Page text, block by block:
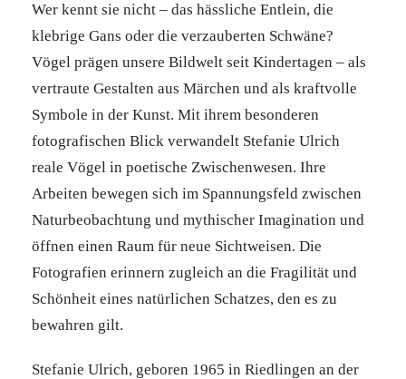
Wer kennt sie nicht – das hässliche Entlein, die
klebrige Gans oder die verzauberten Schwäne?
Vögel prägen unsere Bildwelt seit Kindertagen – als
vertraute Gestalten aus Märchen und als kraftvolle
Symbole in der Kunst. Mit ihrem besonderen
fotografischen Blick verwandelt Stefanie Ulrich
reale Vögel in poetische Zwischenwesen. Ihre
Arbeiten bewegen sich im Spannungsfeld zwischen
Naturbeobachtung und mythischer Imagination und
öffnen einen Raum für neue Sichtweisen. Die
Fotografien erinnern zugleich an die Fragilität und
Schönheit eines natürlichen Schatzes, den es zu
bewahren gilt.
Stefanie Ulrich, geboren 1965 in Riedlingen an der